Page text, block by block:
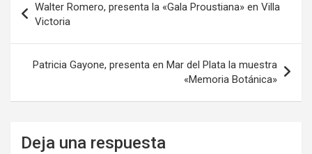
k
n
de
entradas
Walter Romero, presenta la «Gala Proustiana» en Villa
Victoria
Patricia Gayone, presenta en Mar del Plata la muestra
«Memoria Botánica»
Deja una respuesta